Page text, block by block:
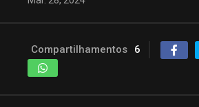
Compartilhamentos 6